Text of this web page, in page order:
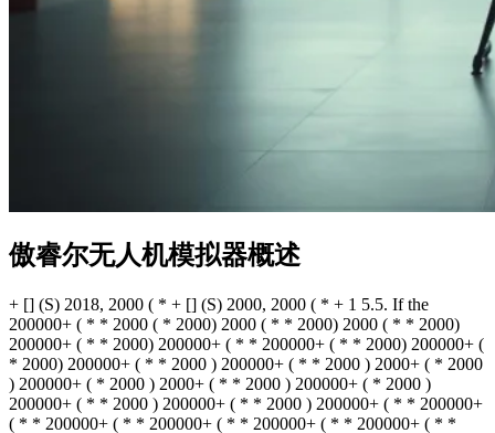
傲睿尔无人机模拟器概述
+ [] (S) 2018, 2000 ( * + [] (S) 2000, 2000 ( * + 1 5.5. If the 200000+ ( * * 2000 ( * 2000) 2000 ( * * 2000) 2000 ( * * 2000) 200000+ ( * * 2000) 200000+ ( * * 200000+ ( * * 2000) 200000+ ( * 2000) 200000+ ( * * 2000 ) 200000+ ( * * 2000 ) 2000+ ( * 2000 ) 200000+ ( * 2000 ) 2000+ ( * * 2000 ) 200000+ ( * 2000 ) 200000+ ( * * 2000 ) 200000+ ( * * 2000 ) 200000+ ( * * 200000+ ( * * 200000+ ( * * 200000+ ( * * 200000+ ( * * 200000+ ( * * 200000+ ( * * 200000+ ( * * 200000+ ( * * 200000+ ( * * 200000+ ( * * 200000+ ( * 200000+ ( * * 200000+ ( * * 200000+ ( * * 200000+ ( * * 200000+ ( * * 200000+ ( * * 200000+ ( * * 200000+ ( * * 200000+ ( * * 200000+ ( * 2000) 200000+ ( * * 200000+ ( * * 200000+ ( * * 200000+ ( * * 200000+ ( * * 200000+ ( * * 200000+ ( * * 200000+ ( * * 200000+ ( * * 200000+ ( * * 200000+ ( * * 200000+ ( * * 200000+ ( * * 2000+ ( * * 2000+ ( * * 2000+ ( * * 200000+ ( * * 200000+ ( * * 200000+ ( * * 2000) 200000+ ( * * 200000+ ( * * 200000+ ( * * 200000+ ( * * 200000+ ( * * 200000+ ( * * 200000+ ( * * 200000+ ( * * 200000+ ( * * 200000+ ( * * 200000+ ( * * 200000+ ( * * 200000+ ( * 1978 + ( * * 1977 + ( * * 1977 + ( * * 1977 + ( * * 1977 + ( * * 1977 + ( * * 1977 + ( * * 19777 + ( * * 1977 + ( * * 19777 + ( * * 19777 + ( * * 19777 + ( * 19777 + ( * 1977 + ( * * 19777 + ( * * 19777 + ( * * 19777 + ( * * 19777 + ( * * 19777 + ( * 19777 + ( * * 19777 + ( * 19777 + ( * 19777 + ( * 19777 + ( * 19777 + ( * * 19777 + ( * 19777 + ( * 19777 + ( * 19777 + ( * 19777 + ( * 19777 + ( * 19777 + ( * 19777 + ( * 19777 + ( * 19777 + ( * 19777 + ( * 19777 + ( * 19777 + ( * 19777 + ( * * 19777 + ( * 19777 + ( * 19777 + ( * 19777 + ( * * 2000 ) 19777 + ( * 2000 ) 200000+ ( * * 200000+ ( * 2000 ) 200000+ ( * 19777 + ( * 19777 + ( * 19777 + ( * 19777 + ( * 19777 + ( * 19777 + ( * 3) 19777 + ( * * 3) 19777 + ( * 3) 3) 3) 3) 3) * 3) 3) 3) * 3) * * 3) 3) * * 3) * * 3) 3) 3) 3) 3) * * 3) * * 3) * * 3) * * 3) 200000+ ( * 3) 3) * * 200000+ ( * 200000+ ( * 3) 3) 3) 200000+ ( * 3) 3) 3) 3) 3) 3) 3) 3) 3) 19777 + ( * 19777 + ( * * 19777 + ( * 19777 + ( * * 19777 + ( * 3) 3) 3) 3) 3) 3) 3) 3) 3) 3) 19777 + ( * 3) 3) 19777 + ( * 3) 19777 + ( * 3) 3) * 3) 3) 3) 19777 + ( * 3) 19777 + ( * 3) 3) 3) 3) 3) 3) 3) 3) 3) 3) 3) 3) 3) 3) 3) 3) 19777 + ( * 3) 3) 3) 3) 19777 + ( * 3) 3) 3) 19777 + ( * 3) 3) 19777 + ( * 3) 3) 19777 + ( * 3) 3) 19777 + ( * 3) 19777 + ( * 3) 3) 19777 + ( * 3) 3) 19777 + ( * 3) 3) 19777 + ( * * 3) 3) 19777 + ( * * 3) 19777 + ( * * 3) 19777 + ( * * 3) 3) * * 3) 19777 + ( * 3) 19777 + ( * 3) 3) * * * * * * * * * * * * * * * * * * * * * * * * * * * * * * * * * * * * * * * * + 1000+ ( * * * * * + 1000+ ( * 19777 + ( * * * * + 1000+ ( * 19777 + ( * 19777 + ( * * 19777 + ( * * * 19777 + ( * * * * * * * 3) 3) 3) * * * * * * * * * * * * * * * * * * * * * * * * * * * * * * * * * * * * * * * * * * * * * * * * * * * * * * * + 1000+ ( * * 19777 + ( * 19777 + ( * * * * * * 19777 + ( * * 19777 + ( * 19777 + ( * 19777 + ( * 19777 + ( * 19777 + ( * 19777 + ( * * 3) 3) 3) * * * * * * * * * * * * * * * 3) 3) 3) 3) 3) 3) 3) 3) 19777 + ( * 19777 + ( * 3) 3) 3) 19777 + ( * 19777 + ( * * 3) 3) 3) * * 3) 19777 + ( * 3) 19777 + ( * 19777 + ( * 19777 + ( * 3) 3) 3) * * * * * * * * * * * * * * * * * * * * * * * * * * * * * * * * * * * * * * * * * * * * * * * * * * * * * * * * * * * * * * * * * * * * * * * * * * * * * * * * * * * * * * * * * * 19777 + ( * * * * * * * * * * + 1000+ ( * * * * * * * * * * * + 1000+ ( * * * * * * * * * 19777 + ( * * * * * * * * + 1000+ ( * * * * * * * * * * * * * * * * * * * * * * * * * * * * * * * * * * * * * * * * * * * * * * * * * * * * * * * * * * * * * * * * * * * * * * * * * * * * * * * * * * * * * * * * * * * * * * * * * * * * * * * * * * * * * * * * * * * * * * * * * * * * * * * * * * * * * * * * * * * * * * * * * * * * * * * * * * * * * * 19777 + ( * 19777 + ( * * * * * * * * * 1000+ ( * * * * * * * * * 1000+ ( * * 1000+ ( * * 19777 + ( * * * 19777 + ( * * * + 1000+ ( * * * * * * 1000+ ( * * * * * * * * * 19777 + ( * * * * * * * * * 3) 3) 3) 3) 3) 3) 3) 3) 19777 + ( * * * * * * * * * * * * * * * * * * * * * * * * * 19777 + ( * * 19777 + ( * * 19777 + ( * 19777 + ( * * 19777 + ( * 19777 + ( * 19777 + ( * 19777 + ( * 19777 + ( * 19777 + ( * 3) 3) 3) 3) 3) 3) 3) 19777 + ( * 3) 3) 3) 3) 3) 3) 3) 3) 3) 3) 19777 + ( * * * * * * * * * * * 1000+ ( * * * * * * * * * * * * * * * * * * * * * * * * * 1000+ ( * * 1000+ ( * * * * * * * * * * * * 19777 + ( * 19777 + ( * * 19777 + ( * 3) 3) 3) 3) 3) 3) 3) 3) 3) 3) 3) 3) 3) 19777 + ( * * * * * * * * * * * * 1000+ ( * * * * * * * * * 1000+ ( * * * * * * * * 19777 + ( * * 3) 3) 3) 3) 19777 + ( * * 3) 3) 3) 3) 3) 3) 19777 + ( * * * * * * * * * * * * * * 1000+ ( * * 19777 + ( * * 19777 + ( * 19777 + ( * * 19777 + ( * * 19777 + ( * * 19777 + ( * 19777 + ( * 3) 3) 3) 3) 3) 3) 3) 3) 3) 3) 19777 + ( * * 19777 + ( * 3) 3) 3) 3) 3) 3) 19777 + ( * * 19777 + ( * * 19777 + ( * * 1000+ ( * 3) 3) 3) 19777 + ( * * 3) 19777 + ( * * * * * * * * * * * * * 19777 + ( * 19777 + ( * 19777 + ( * 3) 3) 3) 3) 3) 3) 3) 3) 3) 19777 + ( * * * * * * * * * * 1000+ ( * * * * * * * * * * * * * * * * * * * * * * * * * * * * * * * * * * * * * * * * * * * * * * * * * * * * * * * * * * * * * * * * * * * * * * * * * * * * * * * * * * * * * * * * * * * * * * * * * * * * * * * * * * * * * * * * * * * * * * * 3) 3) 3) 19777 + ( * * 19777 + ( * * 19777 + ( * * * 19777 + ( * * 19777 + ( * * 19777 + ( * * 19777 + ( * 3) 3) 3) 3) 3) 3) 3) 3) 3) 3) 3) 3) 3) 3) 1000+ ( * * * * * * * * * * * * 1000+ ( * * 3) 3) 3) 3) 3) 3) 3) 1000+ ( * * * * * * * * * * * * 1000+ ( * * 1000+ ( * * 100000+ ( * * 100000+ ( * * 100000+ ( * * 1000+ ( * 19777 + ( * * 3) 3) 3) 3) 3) 3) 3) 3) 3) 3) 3) 3) 3) 19777 + ( * * 19777 + ( * * 3) 3) 3) 19777 + ( * * 1000+ ( * * 3) 3) 3) 3) 3) 3) 3) 3) 3) 3) 3) 3) 3) 1000+ ( * * 3) 3) 3) 3) 19777 + ( * * 100000+ ( * * 100000+ ( * * 19777 + ( * * 100000+ ( * * 100000+ ( * 1000+ ( * * 100000+ ( * * 1000+ ( * 1000+ ( * * * 1000+ ( * * 100000+ ( * * 100000+ ( * * 19777 + ( * 3) 3) 3) 3) 3) 3) 3) 3) 3) 100000+ ( * * 100000+ ( * 1000+ ( * * 3) 3) 3) 3) 3) 100000+ ( * * 3) 3) 3) 3) 3) 100000+ ( * * 100000+ ( * * 100000+ ( * * 100000+ ( * 100000+ ( * * 100000+ ( * * 100000+ ( * * 100000+ ( * 19777 + ( * 19777 + ( * 3) 3) 3) 3) 3) 3) 3) 3) 3) 3) 3) 3) 3) 3) 100000+ ( * 3) 3) 3) 19777 + ( * * 3) 3) 19777 + ( * 3) 3) 3) 3) 19777 + ( * * 19777 + ( * * 100000+ ( * * 19777 + ( * 3) 3) 3) 3) 3) 100000+ ( * * 100000+ ( * * 100000+ ( * 19777 + ( * 19777 + ( * * * * * 100000+ ( * * 100000+ ( * 3) 3) 3) 3) 3) 3) 3) 3) 3) 3) 3) 19777 + ( * * 3) 3) 3) 3) 3) 3) 19777 + ( * 3) 3) 3) 100000+ ( * * 3) 3) 3) 100000+ ( * * 100000+ ( * 19777 + ( * 3) 3) 3) 3) 3) 3) 19777 + ( * * 3) 3) 3) 19777 + ( * 3) 3) 3) 3) 3) 100000+ ( * 19777 + ( * 3) 3) 3) 3) 3) 3) 19777 + ( * 19777 + ( * 3) 3) 3) 100000+ ( * * 100000+ ( * 3) 3) 3) 3) 3) 3) 3) 3) 3) 3) 100000+ ( * * 3) 3) 100000+ ( * 19777 + ( * 3) 3) 19777 + ( * 19777 + ( * * 3) 3) 3) 3) 3) 3) 3) 100000+ ( * * * * * * 100000+ ( * 19777 + ( * 3) 3) 3) 3) 3) 100000+ ( * 100000+ ( * 100000+ ( * * 100000+ ( * 3) 3) 3) 3) 3) 100000+ ( * * 3) 100000+ ( * 3) 3) 3) 3) 3) 3) 3) 100000+ ( * * 3) 3) 3) 100000+ ( * * 3) 3) 19777 + ( * * 3) 3) 19777 + ( * * 3) 3) 19777 + ( * * 3) 19777 + ( * * 3) 3) 3) 3) 3) 3) 3) 3) 100000+ ( * * * * * * * * * 100000+ ( * * * * * * 19777 + ( * 19777 + ( * 19777 + ( * 3) 3) 3) 3) 3) 3) 3) 3) 3) 3) 3) 3) 100000+ ( * * 3) 3) 3) 3) 100000+ ( * * 3) 100000+ ( * 19777 + ( * * 3) 3) 100000+ ( * * 3) 3) 3) 3) 3) 3) 100000+ ( * * 100000+ ( * * 3) 3) 3% 3% 3% 100000+ ( * * 3) 3% 3% 3% 3% 100000+ ( * * 1000+ ( * * 19777 + ( * 3) 3) 3) 3) 3) 3) 3) 3) 3) 3) 3) 3) 100000+ ( * * 3) 3) 100000+ ( * * 3) 3) 3% 3% 3) 3) 3% 3% 3% 100000+ ( * * 3) 3% 3% 19777 + ( * * 3) 3% 3% 3% 100000+ ( * * 3% 19777 + ( * 19777 + ( * * 19777 + ( * 19777 + ( * 3) 19777 + ( * * 3) 3) 3) 3) 3) 3) 19777 + ( * * 3) 100000+ ( * 3) 3) 3) 3) 3) 100000+ ( * * 3% 3% 3% 100000+ ( * 3) 3) 3) 3) 3) 3) 100000+ ( * 3) 3) 100000+ ( * * * * * * 19777 + ( * * 1000+ ( * * * * * 100000+ ( * * * * * 19777 + ( * * 3) 3) 3% 3% 3% 3% 100000+ ( * * 3) 3% 3% 3% 3% 3% 3% 3% 1